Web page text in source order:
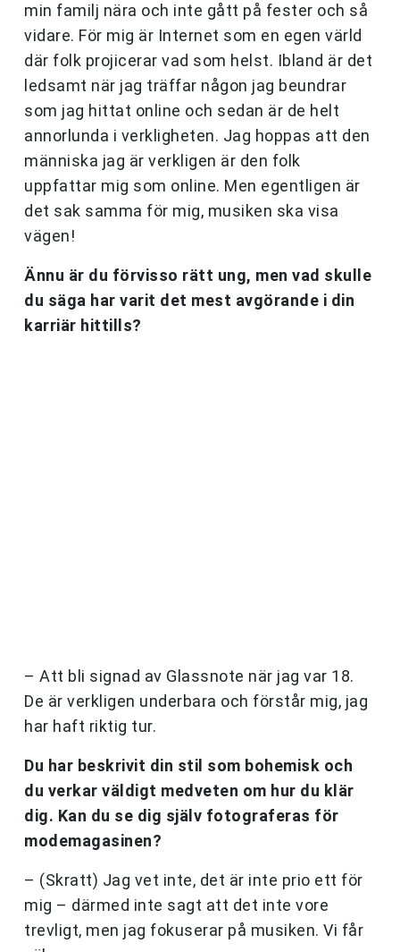
min familj nära och inte gått på fester och så
vidare. För mig är Internet som en egen värld
där folk projicerar vad som helst. Ibland är det
ledsamt när jag träffar någon jag beundrar
som jag hittat online och sedan är de helt
annorlunda i verkligheten. Jag hoppas att den
människa jag är verkligen är den folk
uppfattar mig som online. Men egentligen är
det sak samma för mig, musiken ska visa
vägen!
Ännu är du förvisso rätt ung, men vad skulle
du säga har varit det mest avgörande i din
karriär hittills?
– Att bli signad av Glassnote när jag var 18.
De är verkligen underbara och förstår mig, jag
har haft riktig tur.
Du har beskrivit din stil som bohemisk och
du verkar väldigt medveten om hur du klär
dig. Kan du se dig själv fotograferas för
modemagasinen?
– (Skratt) Jag vet inte, det är inte prio ett för
mig – därmed inte sagt att det inte vore
trevligt, men jag fokuserar på musiken. Vi får